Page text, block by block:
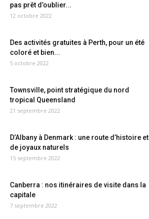
pas prêt d’oublier...
12 octobre 2022
Des activités gratuites à Perth, pour un été
coloré et bien...
5 octobre 2022
Townsville, point stratégique du nord
tropical Queensland
21 septembre 2022
D’Albany à Denmark : une route d’histoire et
de joyaux naturels
15 septembre 2022
Canberra : nos itinéraires de visite dans la
capitale
7 septembre 2022